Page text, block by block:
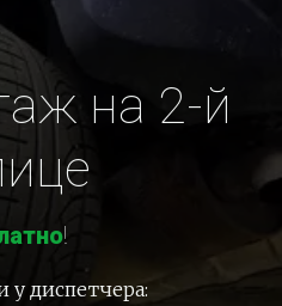
на 2-й
!
у диспетчера: